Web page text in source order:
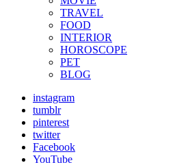
TRAVEL
FOOD
INTERIOR
HOROSCOPE
PET
BLOG
instagram
tumblr
pinterest
twitter
Facebook
YouTube